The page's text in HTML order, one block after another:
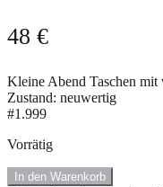
48 €
Kleine Abend Taschen mit
Zustand: neuwertig
#1.999
Vorrätig
#1.999
In den Warenkorb